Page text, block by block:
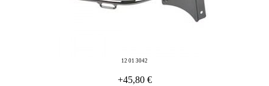
12 01 3042
+45,80 €